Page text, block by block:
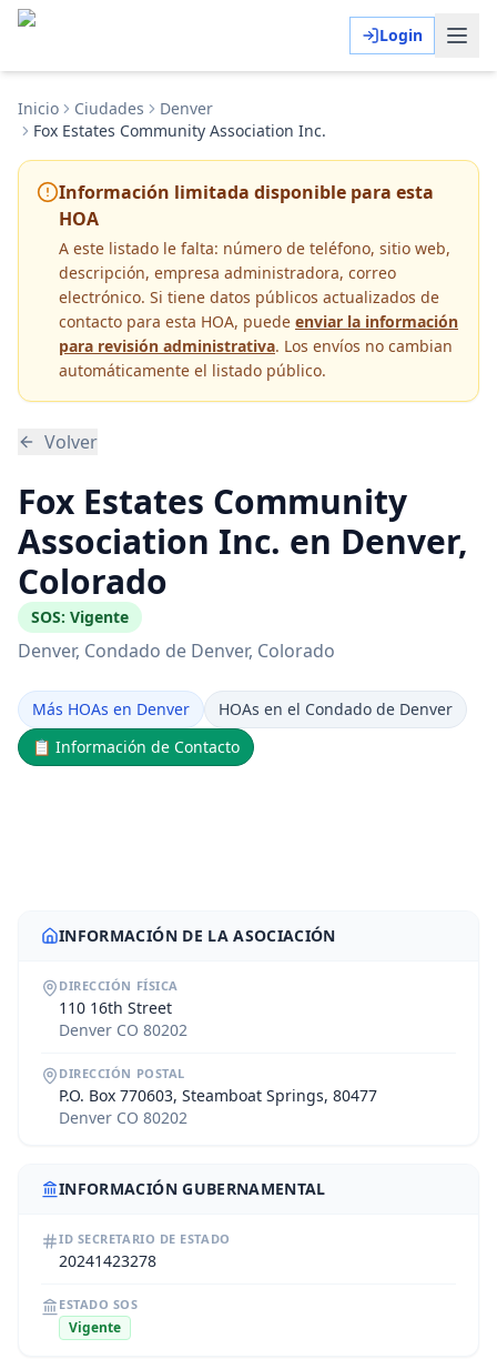
Login
Inicio Ciudades
Denver
Fox Estates Community Association Inc.
Información limitada disponible para esta
HOA
A este listado le falta: número de teléfono, sitio web,
descripción, empresa administradora, correo
electrónico. Si tiene datos públicos actualizados de
contacto para esta HOA, puede enviar la información
para revisión administrativa. Los envíos no cambian
automáticamente el listado público.
Volver
Fox Estates Community
Association Inc. en Denver,
Colorado
SOS: Vigente
Denver, Condado de Denver, Colorado
Más HOAs en Denver
HOAs en el Condado de Denver
📋 Información de Contacto
INFORMACIÓN DE LA ASOCIACIÓN
DIRECCIÓN FÍSICA
110 16th Street
Denver CO 80202
DIRECCIÓN POSTAL
P.O. Box 770603, Steamboat Springs, 80477
Denver CO 80202
INFORMACIÓN GUBERNAMENTAL
ID SECRETARIO DE ESTADO
20241423278
ESTADO SOS
Vigente